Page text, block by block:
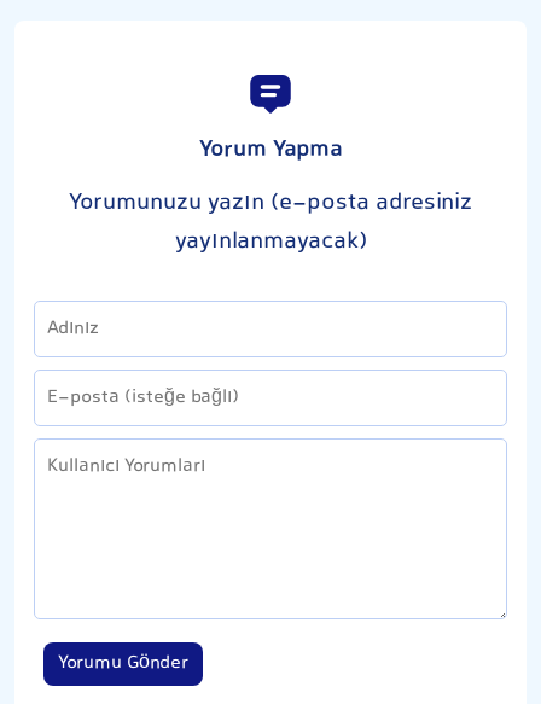
Yorum Yapma
Yorumunuzu yazın (e-posta adresiniz
yayınlanmayacak)
Yorumu Gönder